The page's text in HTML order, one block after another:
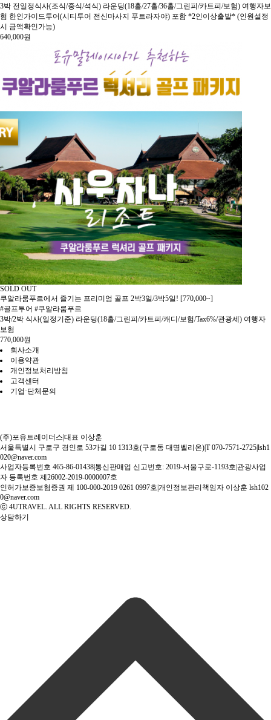
3박 전일정식사(조식/중식/석식) 라운딩(18홀/27홀/36홀/그린피/카트피/보험) 여행자보
험 한인가이드투어(시티투어 전신마사지 푸트라자야) 포함 *2인이상출발* (인원설정
시 금액확인가능)
640,000원
SOLD OUT
쿠알라룸푸르에서 즐기는 프리미엄 골프 2박3일/3박5일! [770,000~]
#골프투어 #쿠알라룸푸르
3박/2박 식사(일정기준) 라운딩(18홀/그린피/카트피/캐디/보험/Tax6%/관광세) 여행자
보험
770,000원
회사소개
이용약관
개인정보처리방침
고객센터
기업·단체문의
(주)포유트레이더스 대표 이상훈
서울특별시 구로구 경인로 53가길 10 1313호(구로동 대명벨리온)T 070-7571-2725lsh1
020@naver.com
사업자등록번호 465-86-01438 통신판매업 신고번호: 2019-서울구로-1193호 관광사업
자 등록번호 제26002-2019-0000007호
인허가보증보험증권 제 100-000-2019 0261 0997호 개인정보관리책임자 이상훈 lsh102
0@naver.com
ⓒ 4UTRAVEL. ALL RIGHTS RESERVED.
상담하기